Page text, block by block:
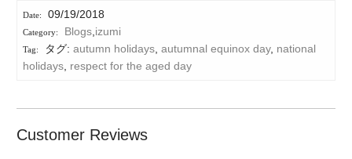
09/19/2018
Blogs, izumi
タグ: autumn holidays, autumnal equinox day, national
holidays respect for the aged day
Customer Reviews